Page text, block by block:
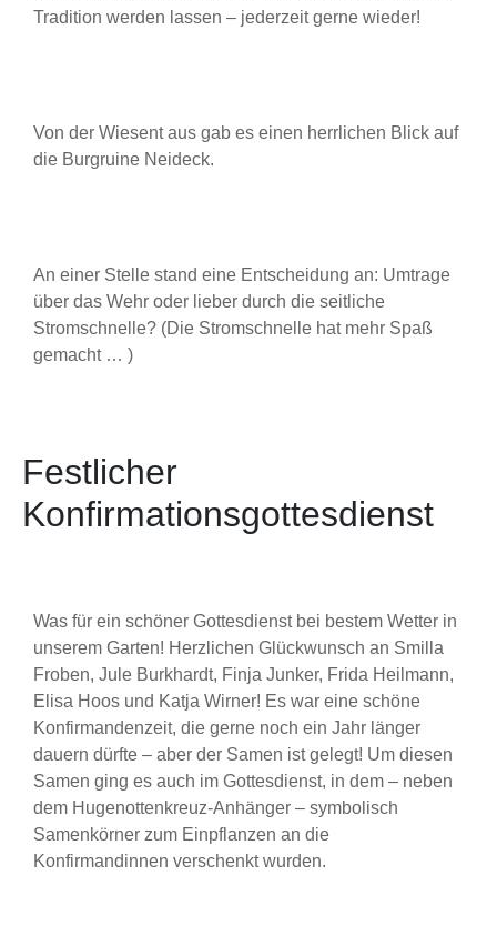
Tradition werden lassen – jederzeit gerne wieder!
Von der Wiesent aus gab es einen herrlichen Blick auf
die Burgruine Neideck.
An einer Stelle stand eine Entscheidung an: Umtrage
über das Wehr oder lieber durch die seitliche
Stromschnelle? (Die Stromschnelle hat mehr Spaß
gemacht … )
Festlicher
Konfirmationsgottesdienst
Was für ein schöner Gottesdienst bei bestem Wetter in
unserem Garten! Herzlichen Glückwunsch an Smilla
Froben, Jule Burkhardt, Finja Junker, Frida Heilmann,
Elisa Hoos und Katja Wirner! Es war eine schöne
Konfirmandenzeit, die gerne noch ein Jahr länger
dauern dürfte – aber der Samen ist gelegt! Um diesen
Samen ging es auch im Gottesdienst, in dem – neben
dem Hugenottenkreuz-Anhänger – symbolisch
Samenkörner zum Einpflanzen an die
Konfirmandinnen verschenkt wurden.